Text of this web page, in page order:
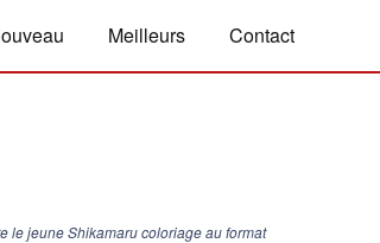
Meilleurs Contact
le jeune Shikamaru coloriage au format